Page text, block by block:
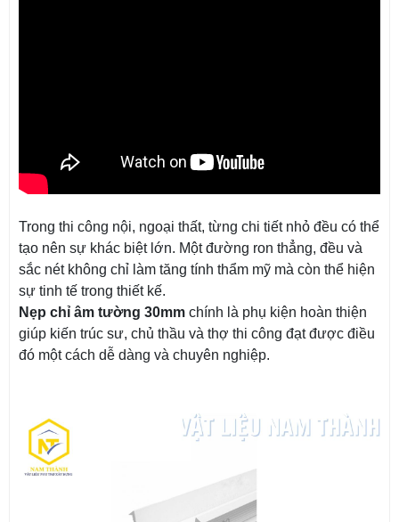
Trong thi công nội, ngoại thất, từng chi tiết nhỏ đều có thể
tạo nên sự khác biệt lớn. Một đường ron thẳng, đều và
sắc nét không chỉ làm tăng tính thẩm mỹ mà còn thể hiện
sự tinh tế trong thiết kế.
Nẹp chỉ âm tường 30mm chính là phụ kiện hoàn thiện
giúp kiến trúc sư, chủ thầu và thợ thi công đạt được điều
đó một cách dễ dàng và chuyên nghiệp.